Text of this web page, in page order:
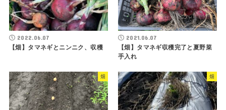
2022.06.07
【畑】タマネギとニンニク、収穫
2021.06.07
【畑】タマネギ収穫完了と夏野菜
手入れ
畑 畑